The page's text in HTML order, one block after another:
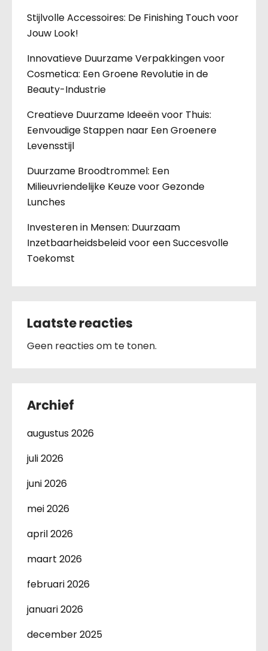
Stijlvolle Accessoires: De Finishing Touch voor
Jouw Look!
Innovatieve Duurzame Verpakkingen voor
Cosmetica: Een Groene Revolutie in de
Beauty-Industrie
Creatieve Duurzame Ideeën voor Thuis:
Eenvoudige Stappen naar Een Groenere
Levensstijl
Duurzame Broodtrommel: Een
Milieuvriendelijke Keuze voor Gezonde
Lunches
Investeren in Mensen: Duurzaam
Inzetbaarheidsbeleid voor een Succesvolle
Toekomst
Laatste reacties
Geen reacties om te tonen.
Archief
augustus 2026
juli 2026
juni 2026
mei 2026
april 2026
maart 2026
februari 2026
januari 2026
december 2025